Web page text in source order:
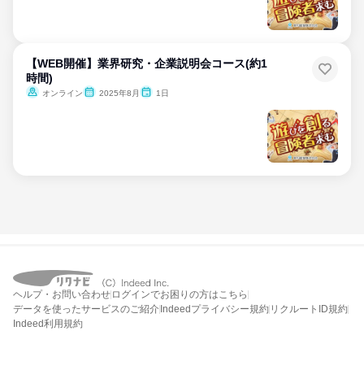
【WEB開催】業界研究・企業説明会コース(約1
時間)
オンライン 2025年8月 1日
ヘルプ・お問い合わせ ログインでお困りの方はこちら
データを使ったサービスのご紹介 Indeedプライバシー規約 リクルートID規約
Indeed利用規約